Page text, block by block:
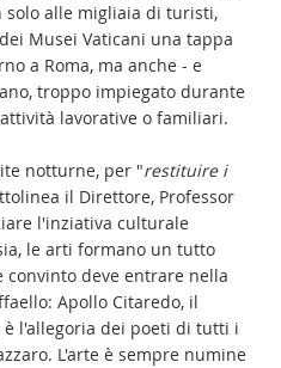
solo alle migliaia di turisti,
Musei Vaticani una tappa
a Roma, ma anche - e
troppo impiegato durante
lavorative o familiari.
notturne, per "restituire i
il Direttore, Professor
l'inziativa culturale
le arti formano un tutto
deve entrare nella
Apollo Citaredo, il
è l'allegoria dei poeti di tutti i
L'arte è sempre numine